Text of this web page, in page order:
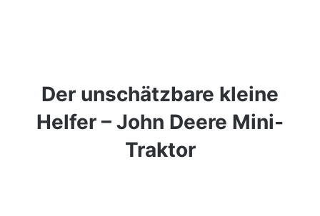
Der unschätzbare kleine
Helfer – John Deere Mini-
Traktor